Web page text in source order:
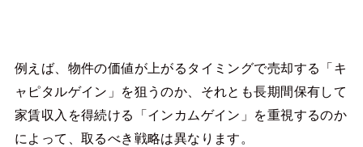
例えば、物件の価値が上がるタイミングで売却する「キ
ャピタルゲイン」を狙うのか、それとも長期間保有して
家賃収入を得続ける「インカムゲイン」を重視するのか
によって、取るべき戦略は異なります。